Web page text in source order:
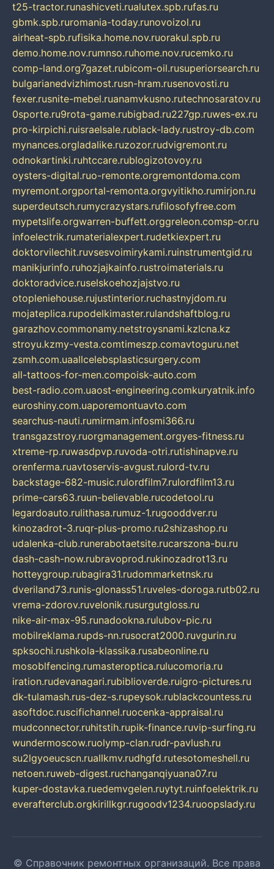
t25-tractor.runashicveti.rualutex.spb.rufas.ru
gbmk.spb.ruromania-today.runovoizol.ru
airheat-spb.rufisika.home.nov.ruorakul.spb.ru
demo.home.nov.rumnso.ruhome.nov.rucemko.ru
comp-land.org7gazet.rubicom-oil.rusuperiorsearch.ru
bulgarianedvizhimost.rusn-hram.rusenovosti.ru
fexer.rusnite-mebel.ruanamvkusno.rutechnosaratov.ru
0sporte.ru9rota-game.rubigbad.ru227gp.ruwes-ex.ru
pro-kirpichi.ruisraelsale.rublack-lady.rustroy-db.com
mynances.orgladalike.ruzozor.rudvigremont.ru
odnokartinki.ruhtccare.rublogizotovoy.ru
oysters-digital.ruo-remonte.orgremontdoma.com
myremont.orgportal-remonta.orgvyitikho.rumirjon.ru
superdeutsch.rumycrazystars.rufilosofyfree.com
mypetslife.orgwarren-buffett.orggreleon.comsp-or.ru
infoelectrik.rumaterialexpert.rudetkiexpert.ru
doktorvilechit.ruvsesvoimirykami.ruinstrumentgid.ru
manikjurinfo.ruhozjajkainfo.rustroimaterials.ru
doktoradvice.ruselskoehozjajstvo.ru
otopleniehouse.rujustinterior.ruchastnyjdom.ru
mojateplica.rupodelkimaster.rulandshaftblog.ru
garazhov.commonamy.netstroysnami.kzlcna.kz
stroyu.kzmy-vesta.comtimeszp.comavtoguru.net
zsmh.com.uaallcelebsplasticsurgery.com
all-tattoos-for-men.compoisk-auto.com
best-radio.com.uaost-engineering.comkuryatnik.info
euroshiny.com.uaporemontuavto.com
searchus-nauti.rumirmam.infosmi366.ru
transgazstroy.ruorgmanagement.orgyes-fitness.ru
xtreme-rp.ruwasdpvp.ruvoda-otri.rutishinapve.ru
orenferma.ruavtoservis-avgust.rulord-tv.ru
backstage-682-music.rulordfilm7.rulordfilm13.ru
prime-cars63.ruun-believable.rucodetool.ru
legardoauto.rulithasa.rumuz-1.rugooddver.ru
kinozadrot-3.ruqr-plus-promo.ru2shizashop.ru
udalenka-club.runerabotaetsite.rucarszona-bu.ru
dash-cash-now.rubravoprod.rukinozadrot13.ru
hotteygroup.rubagira31.rudommarketnsk.ru
dveriland73.runis-glonass51.ruveles-doroga.rutb02.ru
vrema-zdorov.ruvelonik.rusurgutgloss.ru
nike-air-max-95.runadookna.rulubov-pic.ru
mobilreklama.rupds-nn.rusocrat2000.ruvgurin.ru
spksochi.rushkola-klassika.rusabeonline.ru
mosoblfencing.rumasteroptica.rulucomoria.ru
iration.rudevanagari.rubiblioverde.ruigro-pictures.ru
dk-tulamash.rus-dez-s.rupeysok.rublackcountess.ru
asoftdoc.ruscifichannel.ruocenka-appraisal.ru
mudconnector.ruhitstih.rupik-finance.ruvip-surfing.ru
wundermoscow.ruolymp-clan.rudr-pavlush.ru
su2lgyoeucscn.ruallkmv.rudhgfd.rutesotomeshell.ru
netoen.ruweb-digest.ruchanganqiyuana07.ru
kuper-dostavka.ruedemvgelen.ruytyt.ruinfoelektrik.ru
everafterclub.orgkirillkgr.rugoodv1234.ruoopslady.ru
© Справочник ремонтных организаций. Все права